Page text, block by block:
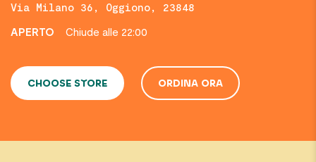
Via Milano 36, Oggiono, 23848
APERTO
Chiude alle 22:00
CHOOSE STORE ORDINA ORA